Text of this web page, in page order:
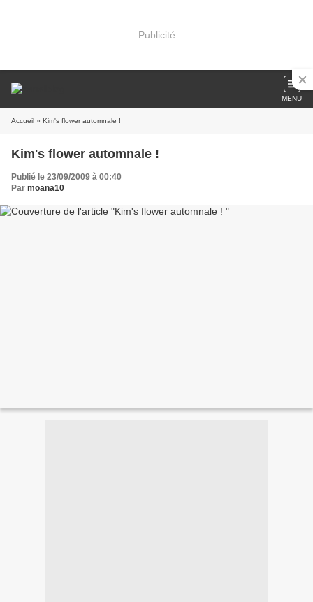
Publicité
MENU
Accueil » Kim's flower automnale !
Kim's flower automnale !
Publié le 23/09/2009 à 00:40
Par moana10